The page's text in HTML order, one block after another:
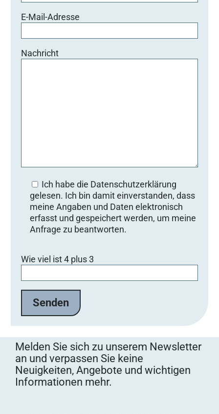
E-Mail-Adresse
Nachricht
Ich habe die Datenschutzerklärung
gelesen. Ich bin damit einverstanden, dass
meine Angaben und Daten elektronisch
erfasst und gespeichert werden, um meine
Anfrage zu beantworten.
i
t
a
s
s
e
d
i
e
Wie viel ist 4 plus 3
Melden Sie sich zu unserem Newsletter
an und verpassen Sie keine
Neuigkeiten, Angebote und wichtigen
Informationen mehr.